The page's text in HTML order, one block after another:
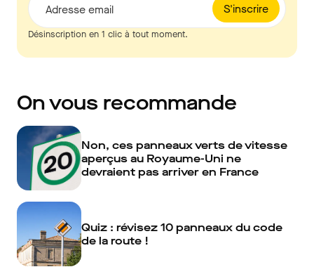
S'inscrire
Adresse email
Désinscription en 1 clic à tout moment.
On vous recommande
Non, ces panneaux verts de vitesse
aperçus au Royaume-Uni ne
devraient pas arriver en France
Quiz : révisez 10 panneaux du code
de la route !